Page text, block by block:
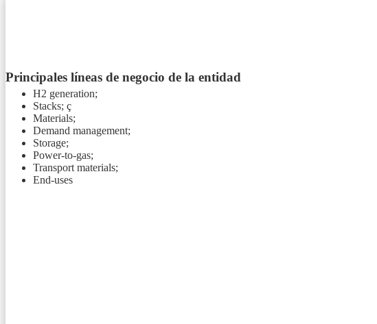
Principales líneas de negocio de la entidad
H2 generation;
Stacks; ç
Materials;
Demand management;
Storage;
Power-to-gas;
Transport materials;
End-uses